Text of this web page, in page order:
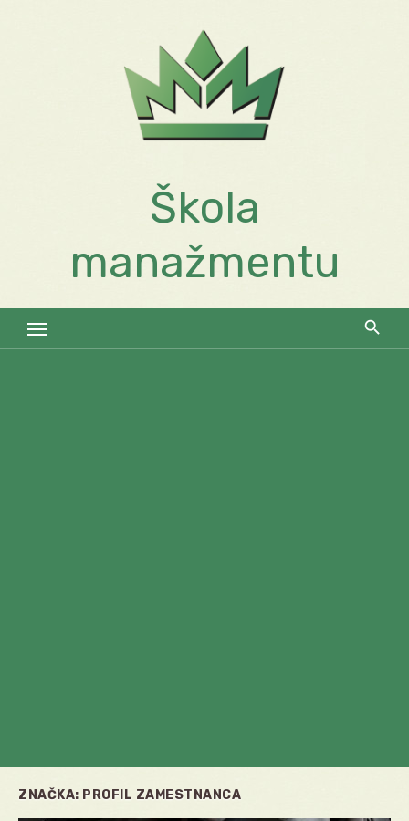
Škola
manažmentu
ZNAČKA: PROFIL ZAMESTNANCA